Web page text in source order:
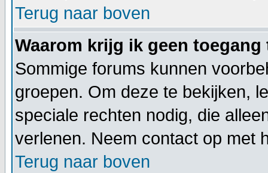
Terug naar boven
Waarom krijg ik geen
Sommige forums kunnen
groepen. Om deze te bekijken,
speciale rechten nodig, die
verlenen. Neem contact op met
Terug naar boven